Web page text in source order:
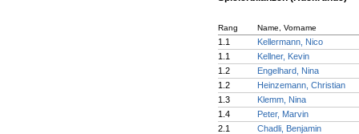
Rang Name, Vorname
1.1 Kellermann, Nico
1.1
Kellner, Kevin
1.2
Engelhard, Nina
1.2
Heinzemann, Christian
1.3
Klemm, Nina
1.4
Peter, Marvin
2.1
Chadli, Benjamin